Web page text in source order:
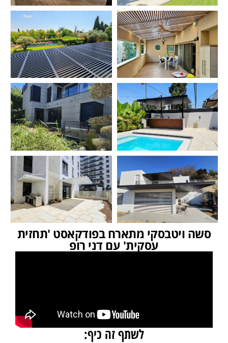
סשה ויטבסקי מתארח בפודקאסט 'תחזית
עסקית' עם דני רופ
לשתף זה כיף: